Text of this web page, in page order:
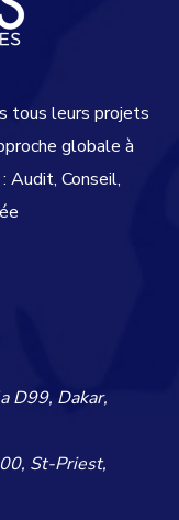
tous leurs projets
globale à
Audit, Conseil,
D99, Dakar,
St-Priest,